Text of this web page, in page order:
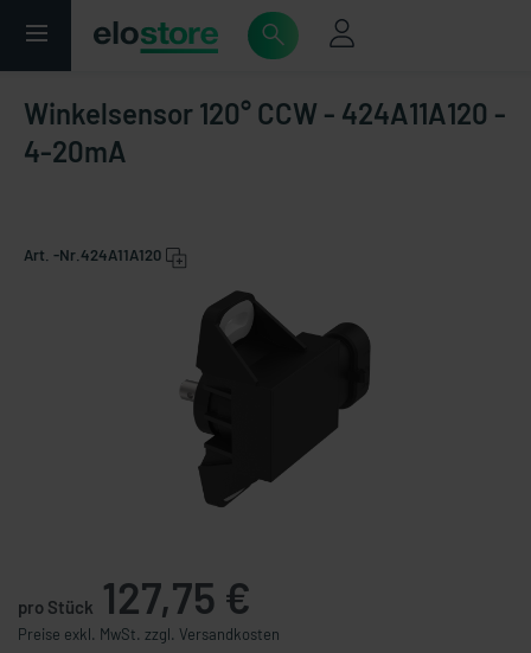
Winkelsensor 120° CCW - 424A11A120 -
4-20mA
Art. -Nr. 424A11A120
pro Stück 127,75 €
Preise exkl. MwSt. zzgl. Versandkosten